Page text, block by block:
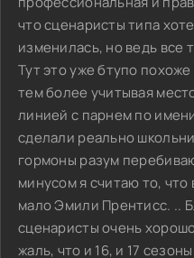
что сценаристы типа
изменилась, но ведь все
Тут это уже бтупо
тем более учитывая
линией с парнем по
сделали реально
гормоны разум
минусом я считаю то,
мало Эмили Прентисс. ..
сценаристы очень
жаль, что и 16, и 17